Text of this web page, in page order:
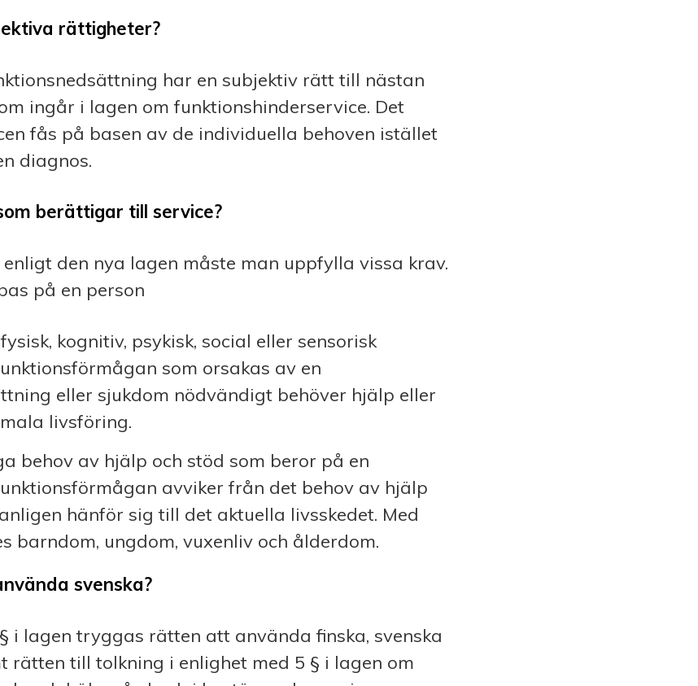
rättigheter?
har en subjektiv rätt till nästan
ingår i lagen om funktionshinderservice. Det
fås på basen av de individuella behoven istället
diagnos.
berättigar till service?
den nya lagen måste man uppfylla vissa krav.
på en person
kognitiv, psykisk, social eller sensorisk
som orsakas av en
eller sjukdom nödvändigt behöver hjälp eller
livsföring.
behov av hjälp och stöd som beror på en
avviker från det behov av hjälp
hänför sig till det aktuella livsskedet. Med
barndom, ungdom, vuxenliv och ålderdom.
svenska?
i lagen tryggas rätten att använda finska, svenska
rätten till tolkning i enlighet med 5 § i lagen om